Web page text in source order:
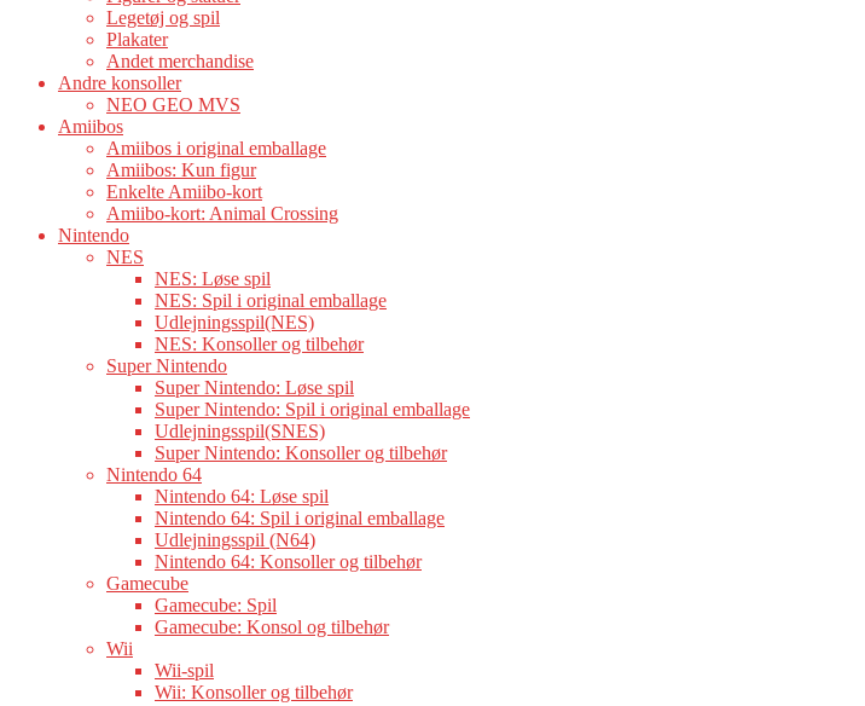
Legetøj og spil
Plakater
Andet merchandise
Andre konsoller
NEO GEO MVS
Amiibos
Amiibos i original emballage
Amiibos: Kun figur
Enkelte Amiibo-kort
Amiibo-kort: Animal Crossing
Nintendo
NES
NES: Løse spil
NES: Spil i original emballage
Udlejningsspil(NES)
NES: Konsoller og tilbehør
Super Nintendo
Super Nintendo: Løse spil
Super Nintendo: Spil i original emballage
Udlejningsspil(SNES)
Super Nintendo: Konsoller og tilbehør
Nintendo 64
Nintendo 64: Løse spil
Nintendo 64: Spil i original emballage
Udlejningsspil (N64)
Nintendo 64: Konsoller og tilbehør
Gamecube
Gamecube: Spil
Gamecube: Konsol og tilbehør
Wii
Wii-spil
Wii: Konsoller og tilbehør